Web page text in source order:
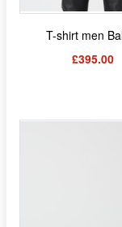
T-shirt men
£395.00